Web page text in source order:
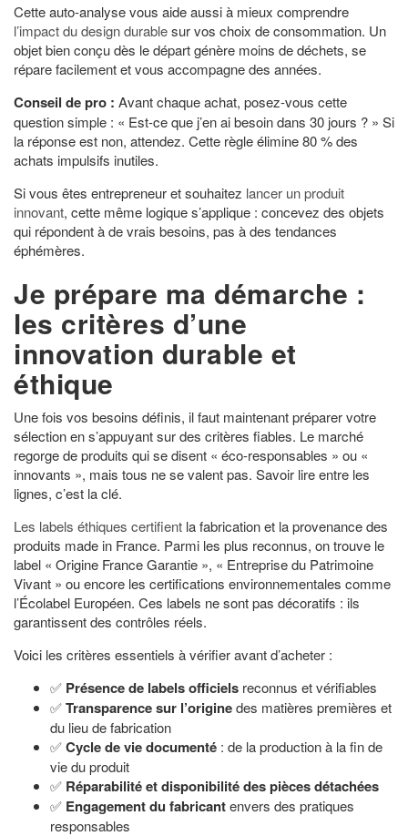
Cette auto-analyse vous aide aussi à mieux comprendre
l’impact du design durablesur vos choix de consommation. Un
objet bien conçu dès le départ génère moins de déchets, se
répare facilement et vous accompagne des années.
Conseil de pro : Avant chaque achat, posez-vous cette
question simple : « Est-ce que j’en ai besoin dans 30 jours ? » Si
la réponse est non, attendez. Cette règle élimine 80 % des
achats impulsifs inutiles.
Si vous êtes entrepreneur et souhaitez lancer un produit
innovant, cette même logique s’applique : concevez des objets
qui répondent à de vrais besoins, pas à des tendances
éphémères.
Je prépare ma démarche :
les critères d’une
innovation durable et
éthique
Une fois vos besoins définis, il faut maintenant préparer votre
sélection en s’appuyant sur des critères fiables. Le marché
regorge de produits qui se disent « éco-responsables » ou «
innovants », mais tous ne se valent pas. Savoir lire entre les
lignes, c’est la clé.
Les labels éthiques certifient la fabrication et la provenance des
produits made in France. Parmi les plus reconnus, on trouve le
label « Origine France Garantie », « Entreprise du Patrimoine
Vivant » ou encore les certifications environnementales comme
l’Écolabel Européen. Ces labels ne sont pas décoratifs : ils
garantissent des contrôles réels.
Voici les critères essentiels à vérifier avant d’acheter :
✅ Présence de labels officiels reconnus et vérifiables
✅Transparence sur l’originedes matières premières et
du lieu de fabrication
✅Cycle de vie documenté : de la production à la fin de
vie du produit
✅ Réparabilité et disponibilité des pièces détachées
✅ Engagement du fabricantenvers des pratiques
responsables